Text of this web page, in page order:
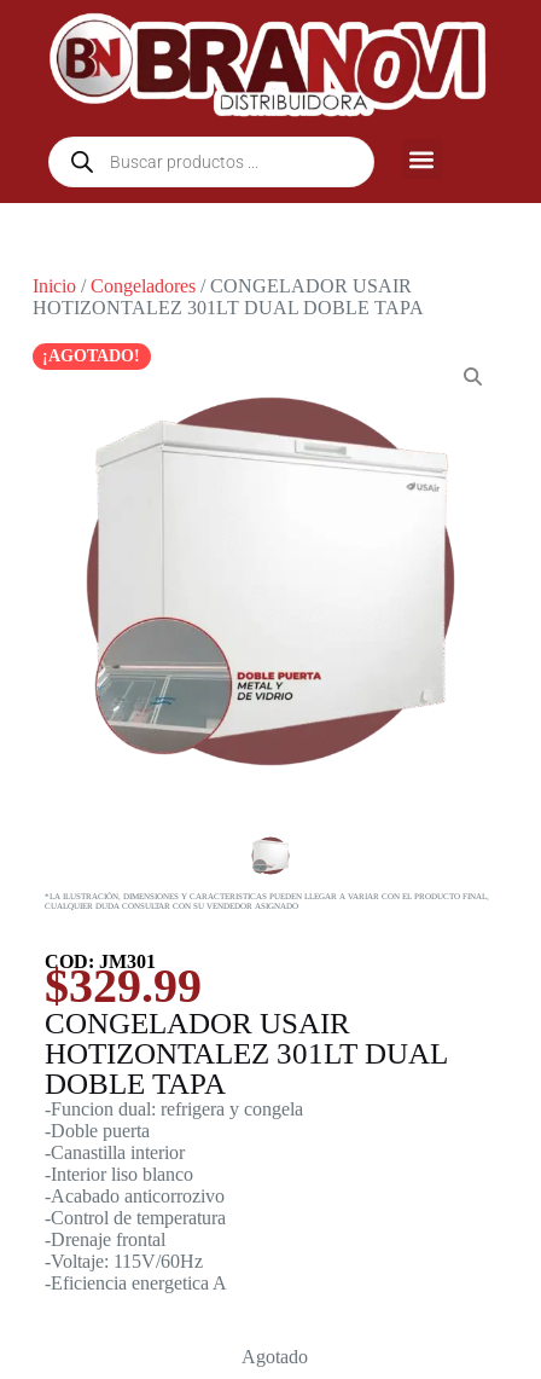
Inicio/Congeladores/ CONGELADOR USAIR
HOTIZONTALEZ 301LT DUAL DOBLE TAPA
¡AGOTADO!
*LA ILUSTRACIÓN, DIMENSIONES Y CARACTERISTICAS PUEDEN LLEGAR A VARIAR CON EL PRODUCTO FINAL,
CUALQUIER DUDA CONSULTAR CON SU VENDEDOR ASIGNADO
COD: JM301
$329.99
CONGELADOR USAIR
HOTIZONTALEZ 301LT DUAL
DOBLE TAPA
-Funcion dual: refrigera y congela
-Doble puerta
-Canastilla interior
-Interior liso blanco
-Acabado anticorrozivo
-Control de temperatura
-Drenaje frontal
-Voltaje: 115V/60Hz
-Eficiencia energetica A
Agotado